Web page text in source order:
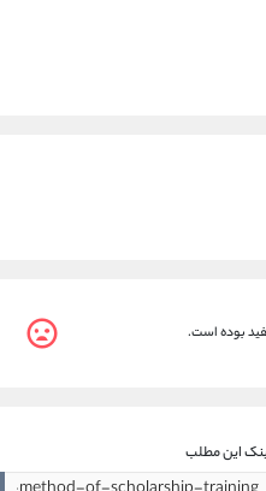
بوده است.
این مطلب